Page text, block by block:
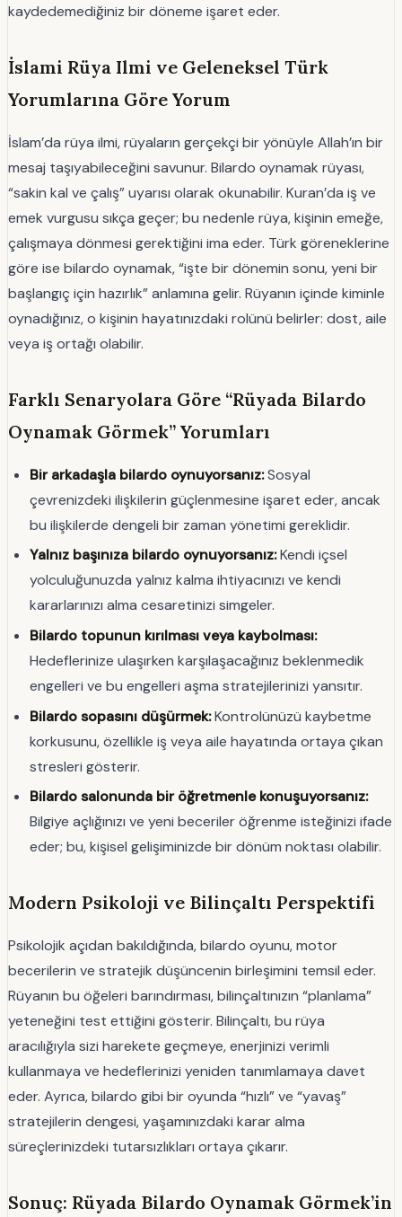
kaydedemediğiniz bir döneme işaret eder.
İslami Rüya Ilmi ve Geleneksel Türk
Yorumlarına Göre Yorum
İslam’da rüya ilmi, rüyaların gerçekçi bir yönüyle Allah’ın bir
mesaj taşıyabileceğini savunur. Bilardo oynamak rüyası,
“sakin kal ve çalış” uyarısı olarak okunabilir. Kuran’da iş ve
emek vurgusu sıkça geçer; bu nedenle rüya, kişinin emeğe,
çalışmaya dönmesi gerektiğini ima eder. Türk göreneklerine
göre ise bilardo oynamak, “işte bir dönemin sonu, yeni bir
başlangıç için hazırlık” anlamına gelir. Rüyanın içinde kiminle
oynadığınız, o kişinin hayatınızdaki rolünü belirler: dost, aile
veya iş ortağı olabilir.
Farklı Senaryolara Göre “Rüyada Bilardo
Oynamak Görmek” Yorumları
Bir arkadaşla bilardo oynuyorsanız:Sosyal
çevrenizdeki ilişkilerin güçlenmesine işaret eder, ancak
bu ilişkilerde dengeli bir zaman yönetimi gereklidir.
Yalnız başınıza bilardo oynuyorsanız:Kendi içsel
yolculuğunuzda yalnız kalma ihtiyacınızı ve kendi
kararlarınızı alma cesaretinizi simgeler.
Bilardo topunun kırılması veya kaybolması:
Hedeflerinize ulaşırken karşılaşacağınız beklenmedik
engelleri ve bu engelleri aşma stratejilerinizi yansıtır.
Bilardo sopasını düşürmek:Kontrolünüzü kaybetme
korkusunu, özellikle iş veya aile hayatında ortaya çıkan
stresleri gösterir.
Bilardo salonunda bir öğretmenle konuşuyorsanız:
Bilgiye açlığınızı ve yeni beceriler öğrenme isteğinizi ifade
eder; bu, kişisel gelişiminizde bir dönüm noktası olabilir.
Modern Psikoloji ve Bilinçaltı Perspektifi
Psikolojik açıdan bakıldığında, bilardo oyunu, motor
becerilerin ve stratejik düşüncenin birleşimini temsil eder.
Rüyanın bu öğeleri barındırması, bilinçaltınızın “planlama”
yeteneğini test ettiğini gösterir. Bilinçaltı, bu rüya
aracılığıyla sizi harekete geçmeye, enerjinizi verimli
kullanmaya ve hedeflerinizi yeniden tanımlamaya davet
eder. Ayrıca, bilardo gibi bir oyunda “hızlı” ve “yavaş”
stratejilerin dengesi, yaşamınızdaki karar alma
süreçlerinizdeki tutarsızlıkları ortaya çıkarır.
Sonuç: Rüyada Bilardo Oynamak Görmek’in